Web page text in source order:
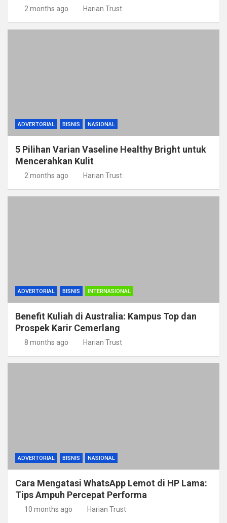
2 months ago Harian Trust
ADVERTORIAL BISNIS NASIONAL
5 Pilihan Varian Vaseline Healthy Bright untuk
Mencerahkan Kulit
2 months ago Harian Trust
ADVERTORIAL BISNIS INTERNASIONAL
Benefit Kuliah di Australia: Kampus Top dan
Prospek Karir Cemerlang
8 months ago Harian Trust
ADVERTORIAL BISNIS NASIONAL
Cara Mengatasi WhatsApp Lemot di HP Lama:
Tips Ampuh Percepat Performa
10 months ago Harian Trust